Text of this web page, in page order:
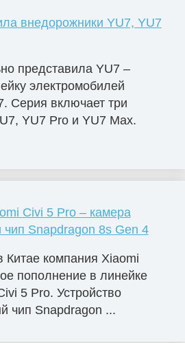
внедорожники YU7, YU7
представила YU7 –
электромобилей
Серия включает три
YU7 Pro и YU7 Max.
Civi 5 Pro – камера
Snapdragon 8s Gen 4
Китае компания Xiaomi
пополнение в линейке
5 Pro. Устройство
чип Snapdragon ...